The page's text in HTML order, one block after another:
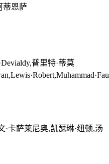
蒂恩萨
普里特·蒂莫
·卡萨莱尼奥,凯瑟琳·纽顿,汤